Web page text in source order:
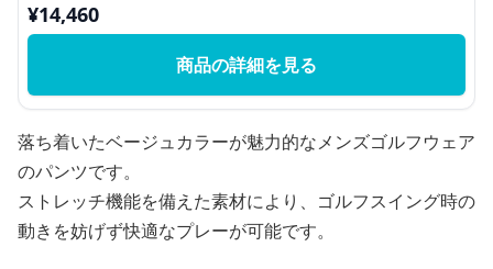
¥14,460
商品の詳細を見る
落ち着いたベージュカラーが魅力的なメンズゴルフウェア
のパンツです。
ストレッチ機能を備えた素材により、ゴルフスイング時の
動きを妨げず快適なプレーが可能です。